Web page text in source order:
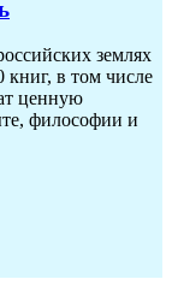
землях
книг, в том числе
ценную
философии и